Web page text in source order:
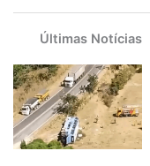
Últimas Notícias